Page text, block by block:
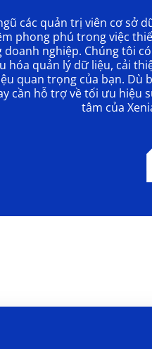
các quản trị viên cơ sở
phong phú trong việc
doanh nghiệp. Chúng tôi
hóa quản lý dữ liệu, cải
quan trọng của bạn. Dù
cần hỗ trợ về tối ưu hiệu
tâm của